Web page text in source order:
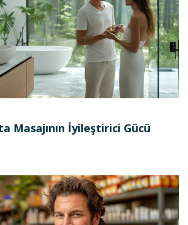
Masajının İyileştirici Gücü